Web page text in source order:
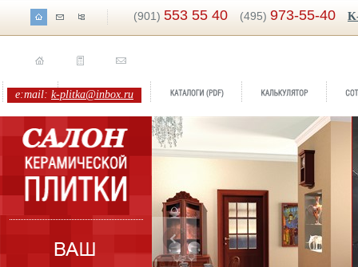
(901) 553 55 40 (495) 973-55-40
e:mail: k-plitka@inbox.ru